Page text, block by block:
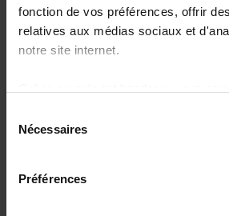
fonction de vos préférences, offrir
relatives aux médias sociaux et
notre site internet.
à l’exception des cookies strictement
fonctionnement du site. Une
cookies est accessible sous l’onglet
dessus.
Nécessaires
Préférences
E-mail
events and initiatives of the